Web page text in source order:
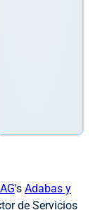
's Adabas y
de Servicios